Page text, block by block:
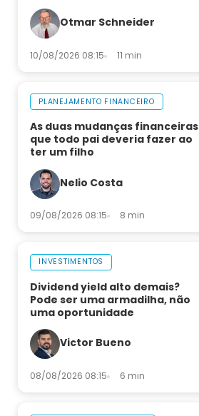
Otmar Schneider
10/08/2026 08:15 11 min
PLANEJAMENTO FINANCEIRO
As duas mudanças financeiras
que todo pai deveria fazer ao
ter um filho
Nelio Costa
09/08/2026 08:15 8 min
INVESTIMENTOS
Dividend yield alto demais?
Pode ser uma armadilha, não
uma oportunidade
Victor Bueno
08/08/2026 08:15 6 min